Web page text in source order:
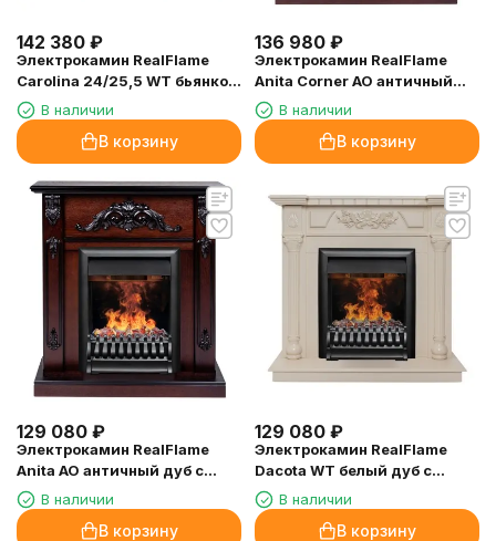
142 380 ₽
Электрокамин RealFlame
Carolina 24/25,5 WT бьянко с
очагом 3D Firestar 25,5
В наличии
В корзину
136 980 ₽
Электрокамин RealFlame
Anita Corner AO античный
дуб с очагом 3D Oregan
В наличии
В корзину
129 080 ₽
Электрокамин RealFlame
Anita AO античный дуб с
очагом 3D Oregan
В наличии
В корзину
129 080 ₽
Электрокамин RealFlame
Dacota WT белый дуб с
очагом 3D Oregan
В наличии
В корзину